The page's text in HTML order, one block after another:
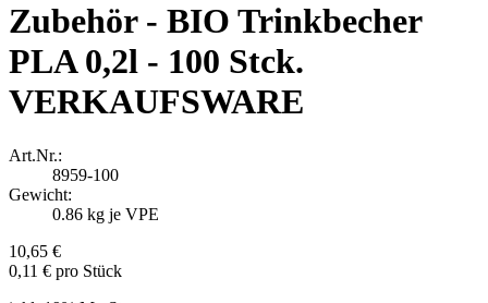
Zubehör - BIO Trinkbecher
PLA 0,2l - 100 Stck.
VERKAUFSWARE
Art.Nr.:
8959-100
Gewicht:
0.86 kg je VPE
10,65 €
0,11 € pro Stück